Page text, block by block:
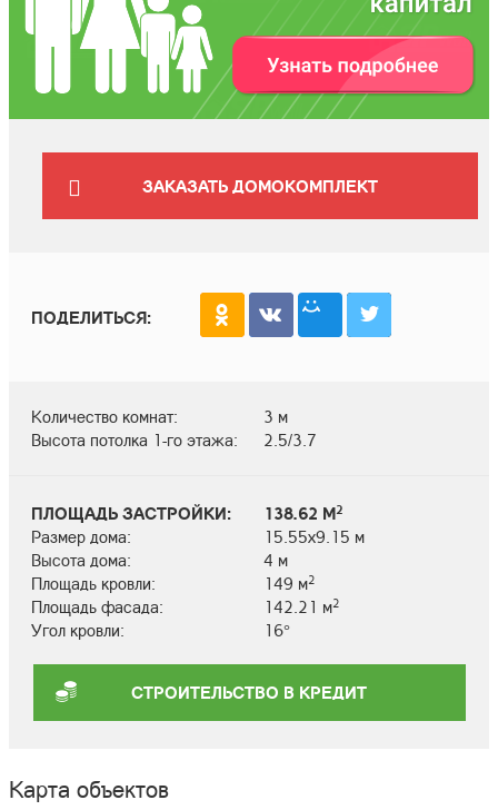
ЗАКАЗАТЬ ДОМОКОМПЛЕКТ
ПОДЕЛИТЬСЯ:
Количество комнат:
3 м
Высота потолка 1-го этажа:
2.5/3.7
ПЛОЩАДЬ ЗАСТРОЙКИ: 138.62 М2
Размер дома:
15.55х9.15 м
Высота дома:
4 м
Площадь кровли:
149 м2
Площадь фасада: 142.21 м2
Угол кровли: 16°
СТРОИТЕЛЬСТВО В КРЕДИТ
Карта объектов